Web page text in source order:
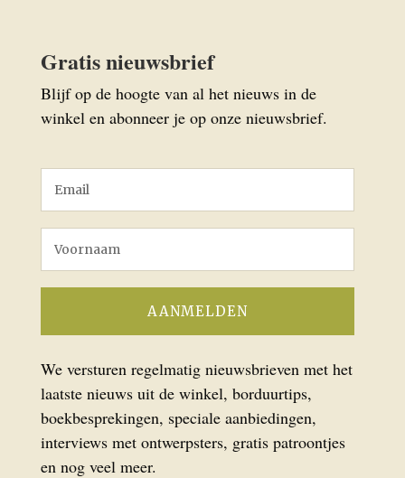
Gratis nieuwsbrief
Blijf op de hoogte van al het nieuws in de
winkel en abonneer je op onze nieuwsbrief.
We versturen regelmatig nieuwsbrieven met het
laatste nieuws uit de winkel, borduurtips,
boekbesprekingen, speciale aanbiedingen,
interviews met ontwerpsters, gratis patroontjes
en nog veel meer.